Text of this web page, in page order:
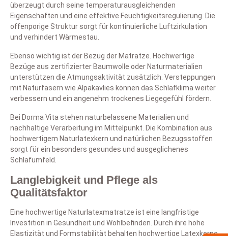
überzeugt durch seine temperaturausgleichenden
Eigenschaften und eine effektive Feuchtigkeitsregulierung. Die
offenporige Struktur sorgt für kontinuierliche Luftzirkulation
und verhindert Wärmestau.
Ebenso wichtig ist der Bezug der Matratze. Hochwertige
Bezüge aus zertifizierter Baumwolle oder Naturmaterialien
unterstützen die Atmungsaktivität zusätzlich. Versteppungen
mit Naturfasern wie Alpakavlies können das Schlafklima weiter
verbessern und ein angenehm trockenes Liegegefühl fördern.
Bei Dorma Vita stehen naturbelassene Materialien und
nachhaltige Verarbeitung im Mittelpunkt. Die Kombination aus
hochwertigem Naturlatexkern und natürlichen Bezugsstoffen
sorgt für ein besonders gesundes und ausgeglichenes
Schlafumfeld.
Langlebigkeit und Pflege als
Qualitätsfaktor
Eine hochwertige Naturlatexmatratze ist eine langfristige
Investition in Gesundheit und Wohlbefinden. Durch ihre hohe
Elastizität und Formstabilität behalten hochwertige Latexkerne